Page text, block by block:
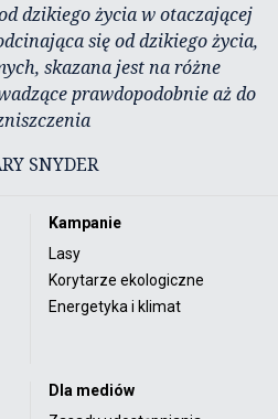
dzikiego życia w otaczającej
się od dzikiego życia,
skazana jest na różne
prawdopodobnie aż do
SNYDER
Kampanie
Lasy
Korytarze ekologiczne
Energetyka i klimat
Dla mediów